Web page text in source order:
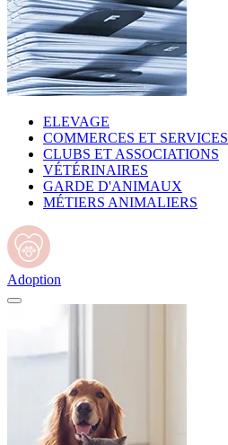
ELEVAGE
COMMERCES ET SERVICES
CLUBS ET ASSOCIATIONS
VÉTÉRINAIRES
GARDE D'ANIMAUX
MÉTIERS ANIMALIERS
Adoption